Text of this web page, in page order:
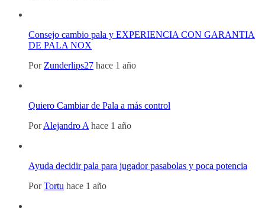
Consejo cambio pala y EXPERIENCIA CON GARANTIA
DE PALA NOX
Por Zunderlips27 hace 1 año
Quiero Cambiar de Pala a más control
PorAlejandro A hace 1 año
Ayuda decidir pala para jugador pasabolas y poca potencia
PorTortu hace 1 año